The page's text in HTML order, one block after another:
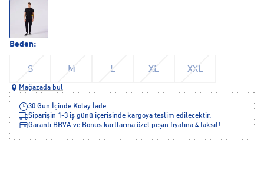
Beden:
S M L XL XXL
Mağazada bul
30 Gün İçinde Kolay İade
Siparişin 1-3 iş günü içerisinde kargoya teslim edilecektir.
Garanti BBVA ve Bonus kartlarına özel peşin fiyatına 4 taksit!